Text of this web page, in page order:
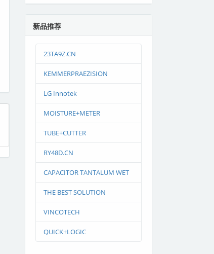
新品推荐
23TA9Z.CN
KEMMERPRAEZISION
LG Innotek
MOISTURE+METER
TUBE+CUTTER
RY48D.CN
CAPACITOR TANTALUM WET
THE BEST SOLUTION
VINCOTECH
QUICK+LOGIC